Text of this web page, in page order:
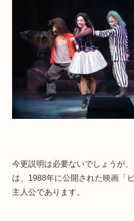
今更説明は必要ないでしょうが
は、1988年に公開された映画「
主人公であります。